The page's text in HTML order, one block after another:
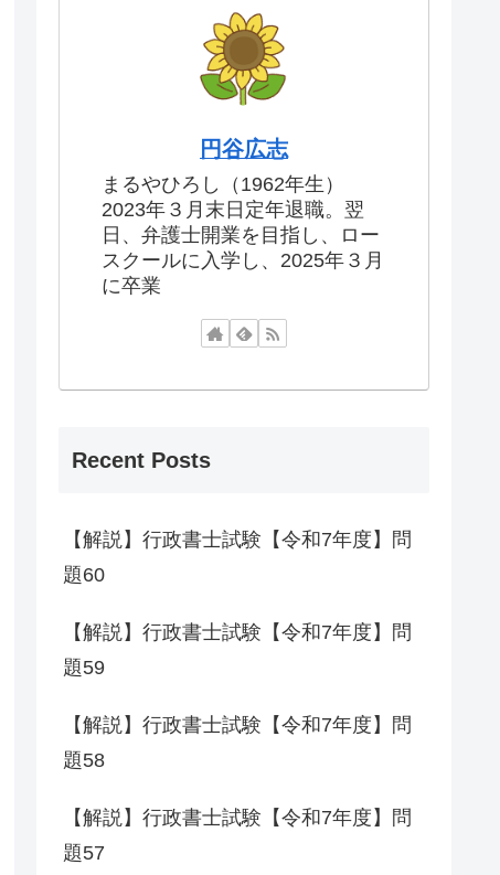
円谷広志
まるやひろし（1962年生）
2023年３月末日定年退職。翌
日、弁護士開業を目指し、ロー
スクールに入学し、2025年３月
に卒業
Recent Posts
【解説】行政書士試験【令和7年度】問
題60
【解説】行政書士試験【令和7年度】問
題59
【解説】行政書士試験【令和7年度】問
題58
【解説】行政書士試験【令和7年度】問
題57